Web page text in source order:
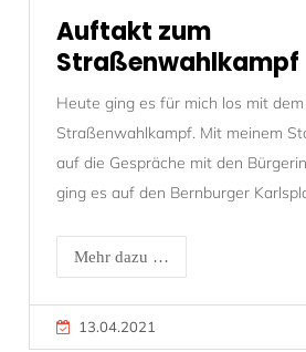
Auftakt zum
Straßenwahlkampf
Heute ging es für mich los mit dem
Straßenwahlkampf. Mit meinem
auf die Gespräche mit den
ging es auf den Bernburger
Mehr dazu …
13.04.2021